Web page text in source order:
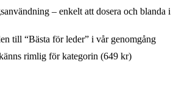
– enkelt att dosera och blanda i
till “Bästa för leder” i vår genomgång
rimlig för kategorin (649 kr)